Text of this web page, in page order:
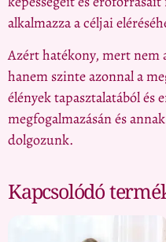
alkalmazza a céljai
Azért hatékony, mert nem
hanem szinte azonnal a
élények tapasztalatából és
megfogalmazásán és
dolgozunk.
Kapcsolódó